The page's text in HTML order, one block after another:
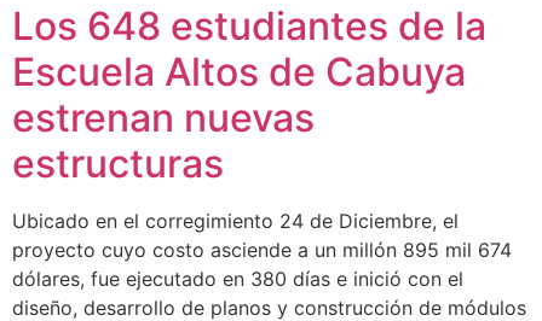
Los 648 estudiantes de la
Escuela Altos de Cabuya
estrenan nuevas
estructuras
Ubicado en el corregimiento 24 de Diciembre, el
proyecto cuyo costo asciende a un millón 895 mil 674
dólares, fue ejecutado en 380 días e inició con el
diseño, desarrollo de planos y construcción de módulos